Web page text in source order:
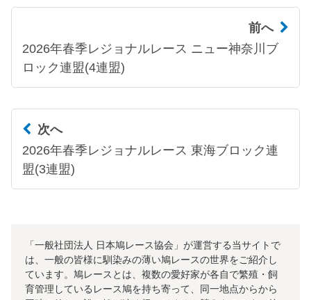
前へ
2026年春季レジョナルレース ニュー神奈川ブ
ロック連盟(4連盟)
次へ
2026年春季レジョナルレース 東海ブロック連
盟(3連盟)
「一般社団法人 日本鳩レース協会」が運営する当サイトで
は、一般の皆様に馴染みの薄い鳩レースの世界をご紹介し
ています。鳩レースとは、複数の愛好家が各自で繁殖・飼
育管理しているレース鳩を持ち寄って、同一地点からから